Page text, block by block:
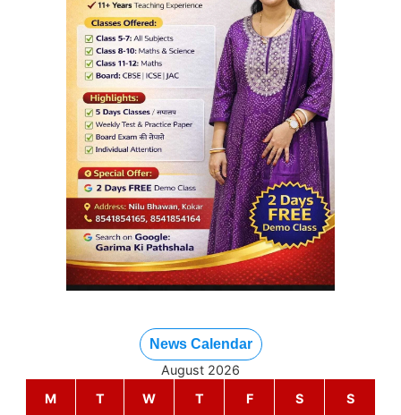
News Calendar
August 2026
M
T W T F S S